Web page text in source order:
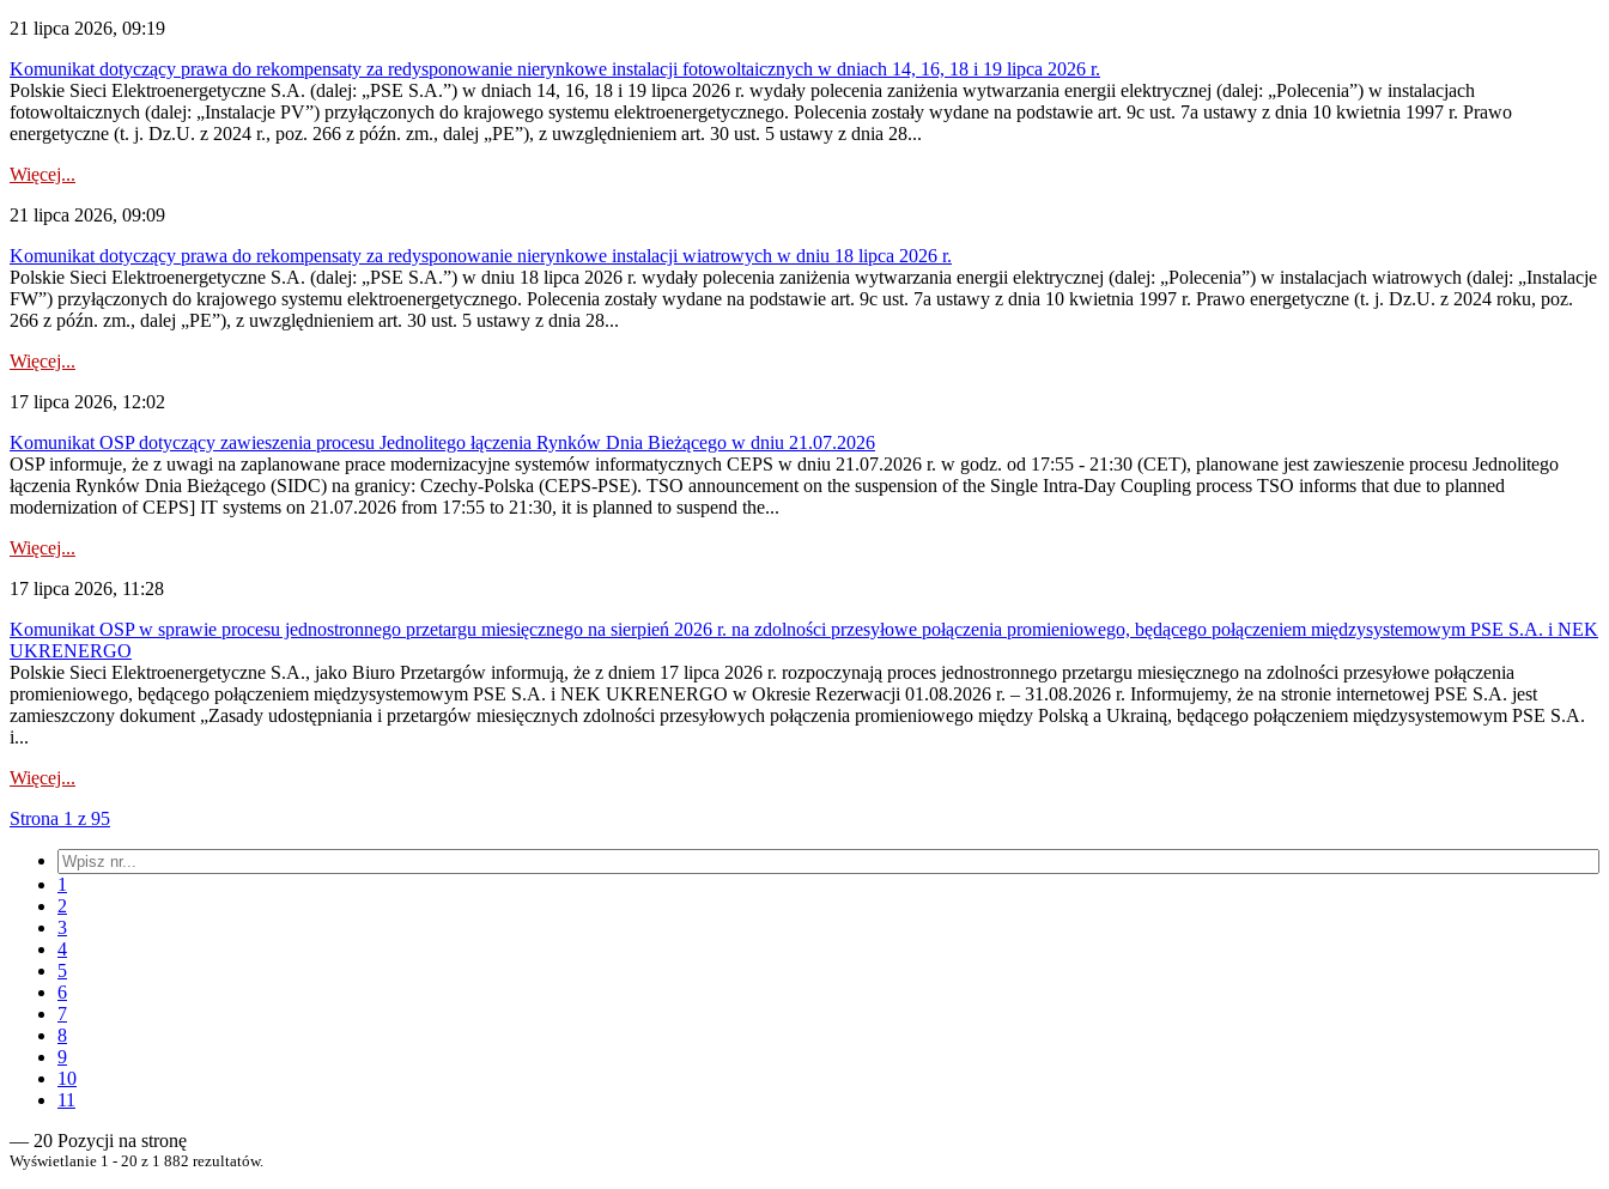
21 lipca 2026, 09:19
Komunikat dotyczący prawa do rekompensaty za redysponowanie nierynkowe instalacji fotowoltaicznych w dniach 14, 16, 18 i 19 lipca 2026 r.
Polskie Sieci Elektroenergetyczne S.A. (dalej: „PSE S.A.”) w dniach 14, 16, 18 i 19 lipca 2026 r. wydały polecenia zaniżenia wytwarzania energii elektrycznej (dalej: „Polecenia”) w instalacjach
fotowoltaicznych (dalej: „Instalacje PV”) przyłączonych do krajowego systemu elektroenergetycznego. Polecenia zostały wydane na podstawie art. 9c ust. 7a ustawy z dnia 10 kwietnia 1997 r. Prawo
energetyczne (t. j. Dz.U. z 2024 r., poz. 266 z późn. zm., dalej „PE”), z uwzględnieniem art. 30 ust. 5 ustawy z dnia 28...
Więcej...
21 lipca 2026, 09:09
Komunikat dotyczący prawa do rekompensaty za redysponowanie nierynkowe instalacji wiatrowych w dniu 18 lipca 2026 r.
Polskie Sieci Elektroenergetyczne S.A. (dalej: „PSE S.A.”) w dniu 18 lipca 2026 r. wydały polecenia zaniżenia wytwarzania energii elektrycznej (dalej: „Polecenia”) w instalacjach wiatrowych (dalej: „Instalacje
FW”) przyłączonych do krajowego systemu elektroenergetycznego. Polecenia zostały wydane na podstawie art. 9c ust. 7a ustawy z dnia 10 kwietnia 1997 r. Prawo energetyczne (t. j. Dz.U. z 2024 roku, poz.
266 z późn. zm., dalej „PE”), z uwzględnieniem art. 30 ust. 5 ustawy z dnia 28...
Więcej...
17 lipca 2026, 12:02
Komunikat OSP dotyczący zawieszenia procesu Jednolitego łączenia Rynków Dnia Bieżącego w dniu 21.07.2026
OSP informuje, że z uwagi na zaplanowane prace modernizacyjne systemów informatycznych CEPS w dniu 21.07.2026 r. w godz. od 17:55 - 21:30 (CET), planowane jest zawieszenie procesu Jednolitego
łączenia Rynków Dnia Bieżącego (SIDC) na granicy: Czechy-Polska (CEPS-PSE). TSO announcement on the suspension of the Single Intra-Day Coupling process TSO informs that due to planned
modernization of CEPS] IT systems on 21.07.2026 from 17:55 to 21:30, it is planned to suspend the...
Więcej...
17 lipca 2026, 11:28
Komunikat OSP w sprawie procesu jednostronnego przetargu miesięcznego na sierpień 2026 r. na zdolności przesyłowe połączenia promieniowego, będącego połączeniem międzysystemowym PSE S.A. i NEK
UKRENERGO
Polskie Sieci Elektroenergetyczne S.A., jako Biuro Przetargów informują, że z dniem 17 lipca 2026 r. rozpoczynają proces jednostronnego przetargu miesięcznego na zdolności przesyłowe połączenia
promieniowego, będącego połączeniem międzysystemowym PSE S.A. i NEK UKRENERGO w Okresie Rezerwacji 01.08.2026 r. – 31.08.2026 r. Informujemy, że na stronie internetowej PSE S.A. jest
zamieszczony dokument „Zasady udostępniania i przetargów miesięcznych zdolności przesyłowych połączenia promieniowego między Polską a Ukrainą, będącego połączeniem międzysystemowym PSE S.A.
i...
Więcej...
Strona 1 z 95
1
2
3
4
5
6
7
8
9
10
11
— 20 Pozycji na stronę
Wyświetlanie 1 - 20 z 1 882 rezultatów.